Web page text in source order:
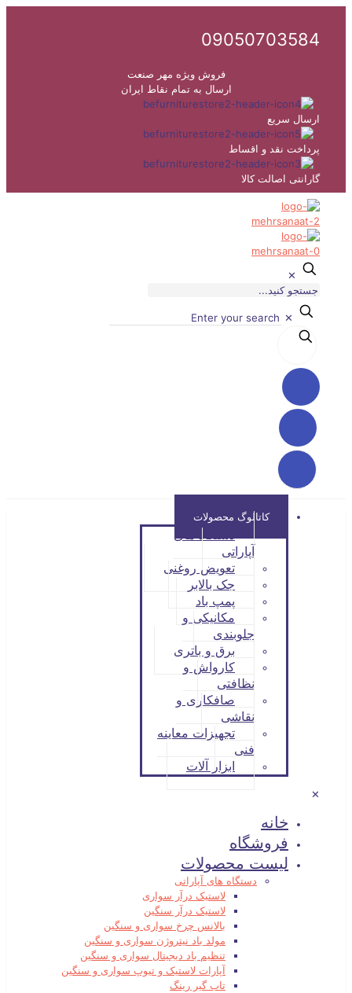
09050703584
فروش ویژه مهر صنعت
ارسال به تمام نقاط ایران
ارسال سریع
پرداخت نقد و اقساط
گارانتی اصالت کالا
✕
✕
کاتالوگ محصولات
دستگاه های
آپاراتی
تعویض روغنی
جک بالابر
پمپ باد
مکانیکی و
جلوبندی
برق و باتری
کارواش و
نظافتی
صافکاری و
نقاشی
تجهیزات معاینه
فنی
ابزار آلات
✕
خانه
فروشگاه
لیست محصولات
دستگاه های آپاراتی
لاستیک درآر سواری
لاستیک درآر سنگین
بالانس چرخ سواری و سنگین
مولد باد نیتروژن سواری و سنگین
تنظیم باد دیجیتال سواری و سنگین
آپارات لاستیک و تیوپ سواری و سنگین
تاب گیر رینگ